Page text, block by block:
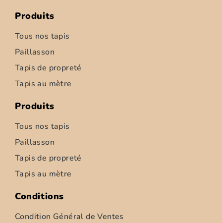
Tapis d’intérieur – Ziemia – 52cm
Produits
Tous nos tapis
Paillasson
Tapis de propreté
Tapis au mètre
Produits
Tous nos tapis
Paillasson
Tapis de propreté
Tapis au mètre
Conditions
Condition Général de Ventes